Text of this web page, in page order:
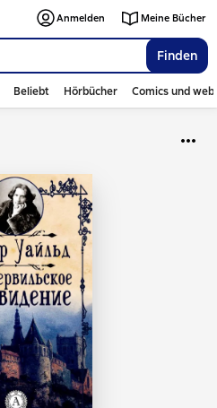
Finden
Anmelden Meine Bücher
Beliebt Hörbücher Comics und